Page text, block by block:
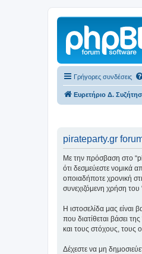
Γρήγορες συνδέσεις
Ευρετήριο Δ.
pirateparty.gr
Με την πρόσβαση στο
ότι δεσμεύεστε νομικά
οποιαδήποτε χρονική
συνεχιζόμενη χρήση
Η ιστοσελίδα μας είναι
που διατίθεται βάσει της
και τους στόχους, τους
Δέχεστε να μη